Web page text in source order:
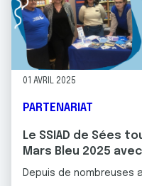
01 AVRIL 2025
PARTENARIAT
Le SSIAD de Sées
Mars Bleu 2025
Depuis de nombreuses